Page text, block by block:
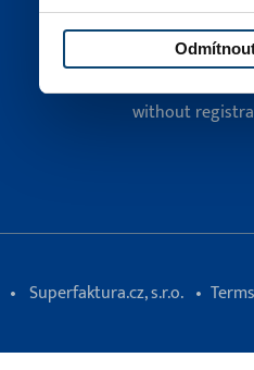
SMS
All functions
without
Superfaktura.cz, s.r.o.